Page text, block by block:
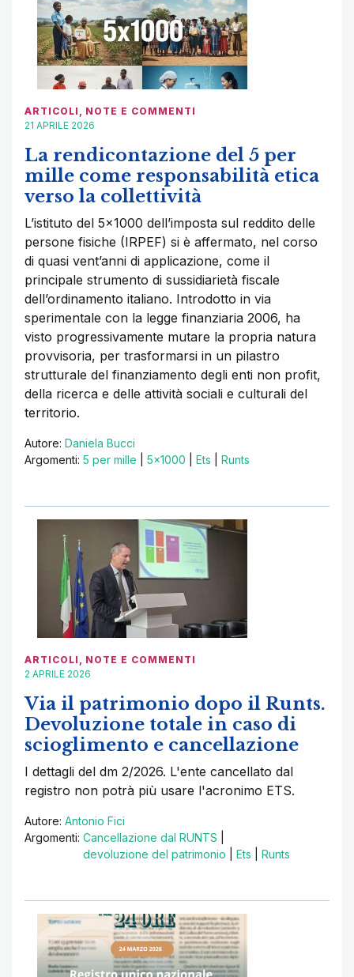
ARTICOLI , NOTE E COMMENTI
21 APRILE 2026
La rendicontazione del 5 per
mille come responsabilità etica
verso la collettività
L’istituto del 5x1000 dell’imposta sul reddito delle
persone fisiche (IRPEF) si è affermato, nel corso
di quasi vent’anni di applicazione, come il
principale strumento di sussidiarietà fiscale
dell’ordinamento italiano. Introdotto in via
sperimentale con la legge finanziaria 2006, ha
visto progressivamente mutare la propria natura
provvisoria, per trasformarsi in un pilastro
strutturale del finanziamento degli enti non profit,
della ricerca e delle attività sociali e culturali del
territorio.
Autore: Daniela Bucci
Argomenti: 5 per mille 5x1000 Ets Runts
ARTICOLI , NOTE E COMMENTI
2 APRILE 2026
Via il patrimonio dopo il Runts.
Devoluzione totale in caso di
scioglimento e cancellazione
I dettagli del dm 2/2026. L'ente cancellato dal
registro non potrà più usare l'acronimo ETS.
Autore: Antonio Fici
Argomenti: Cancellazione dal RUNTS
devoluzione del patrimonio
Ets Runts